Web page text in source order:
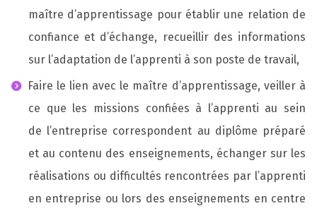
maître d’apprentissage pour établir une relation de
confiance et d’échange, recueillir des informations
sur l’adaptation de l’apprenti à son poste de travail,
Faire le lien avec le maître d’apprentissage, veiller à
ce que les missions confiées à l’apprenti au sein
de l’entreprise correspondent au diplôme préparé
et au contenu des enseignements, échanger sur les
réalisations ou difficultés rencontrées par l’apprenti
en entreprise ou lors des enseignements en centre